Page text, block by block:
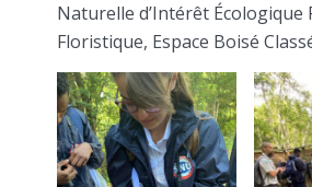
Naturelle d’Intérêt Écologique
Floristique, Espace Boisé